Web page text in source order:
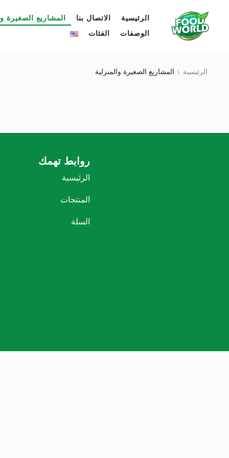
الرئيسية الاتصال بنا
المشاريع الصغيرة
الوصفات
الفئات
الرئيسية المشاريع الصغيرة والمنزلية
روابط تهمك
الرئيسية
المنتجات
السلة